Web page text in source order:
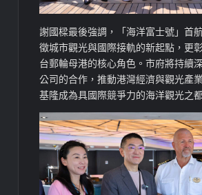
謝國樑最後強調，「海洋富士號」首
徵城市觀光與國際接軌的新起點，更
台郵輪母港的核心角色。市府將持續
公司的合作，推動港灣經濟與觀光產
基隆成為具國際競爭力的海洋觀光之